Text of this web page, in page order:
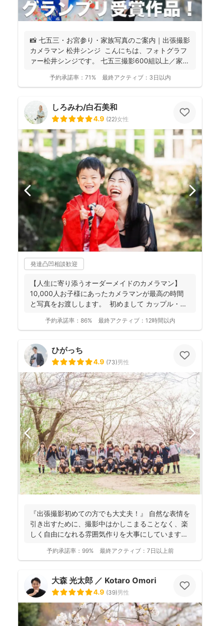
📸 七五三・お宮参り・家族写真のご案内｜出張撮影
カメラマン 松井シンジ こんにちは、フォトグラフ
ァー松井シンジです。 七五三撮影600組以上／家
予約承諾率： 71% 最終アクティブ： 3日以内
しろみわ/白石美和
4.9 (22)女性
発達凸凹相談歓迎
【人生に寄り添うオーダーメイドのカメラマン】
10,000人お子様にあったカメラマンが最高の時間
と写真をお渡しします。 初めまして カップル・
予約承諾率： 86% 最終アクティブ： 12時間以内
ひがっち
4.9 (73)男性
『出張撮影初めての方でも大丈夫！』 自然な表情を
引き出すために、撮影中はかしこまることなく、楽
しく自由になれる雰囲気作りを大事にしています＾
予約承諾率： 99% 最終アクティブ： 7日以上前
大森 光太郎 ／ Kotaro Omori
4.9 (39)男性